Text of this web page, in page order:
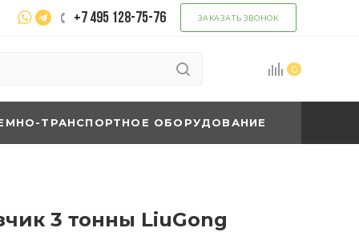
+7 495 128-75-76 ЗАКАЗАТЬ ЗВОНОК
0
ТРАНСПОРТНОЕ ОБОРУДОВАНИЕ
3 тонны LiuGong